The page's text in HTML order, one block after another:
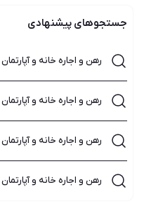
جستجوهای پیشنهادی
رهن و اجاره خانه و
رهن و اجاره خانه و آپارتمان
رهن و اجاره خانه و
رهن و اجاره خانه و